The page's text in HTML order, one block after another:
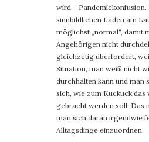
wird – Pandemiekonfusion.
sinnbildlichen Laden am
möglichst „normal“, damit
Angehörigen nicht
gleichzetig überfordert,
Situation, man weiß nicht
durchhalten kann und man
sich, wie zum Kuckuck
gebracht werden soll. Das
man sich daran irgendwie
Alltagsdinge einzuordnen.